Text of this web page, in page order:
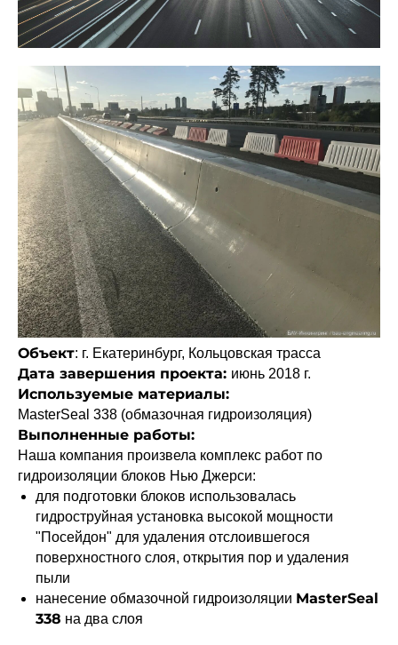
Объект: г. Екатеринбург, Кольцовская трасса
Дата завершения проекта: июнь 2018 г.
Используемые материалы:
MasterSeal 338 (обмазочная гидроизоляция)
Выполненные работы:
Наша компания произвела комплекс работ по
гидроизоляции блоков Нью Джерси:
для подготовки блоков использовалась
гидроструйная установка высокой мощности
"Посейдон" для удаления отслоившегося
поверхностного слоя, открытия пор и удаления
пыли
нанесение обмазочной гидроизоляции MasterSeal
338 на два слоя